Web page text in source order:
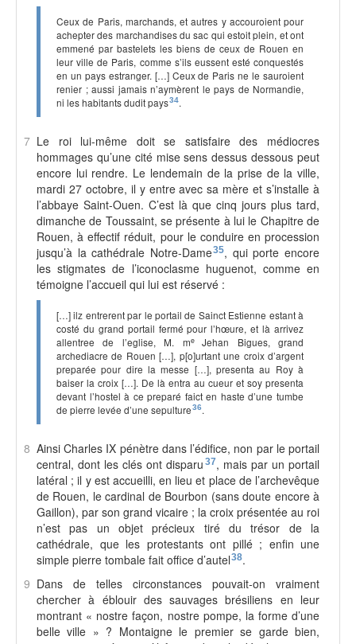
Ceux de Paris, marchands, et autres y accouroient pour
achepter des marchandises du sac qui estoit plein, et ont
emmené par bastelets les biens de ceux de Rouen en
leur ville de Paris, comme s’ils eussent esté conquestés
en un pays estranger. […] Ceux de Paris ne le sauroient
renier ; aussi jamais n’aymèrent le pays de Normandie,
ni les habitants dudit pays34.
7 Le roi lui-même doit se satisfaire des médiocres
hommages qu’une cité mise sens dessus dessous peut
encore lui rendre. Le lendemain de la prise de la ville,
mardi 27 octobre, il y entre avec sa mère et s’installe à
l’abbaye Saint-Ouen. C’est là que cinq jours plus tard,
dimanche de Toussaint, se présente à lui le Chapitre de
Rouen, à effectif réduit, pour le conduire en procession
jusqu’à la cathédrale Notre-Dame35, qui porte encore
les stigmates de l’iconoclasme huguenot, comme en
témoigne l’accueil qui lui est réservé :
[…] ilz entrerent par le portail de Sainct Estienne estant à
costé du grand portail fermé pour l’hœure, et là arrivez
allentree de l’eglise, M. me Jehan Bigues, grand
archediacre de Rouen […], p[o]urtant une croix d’argent
preparée pour dire la messe […], presenta au Roy à
baiser la croix […]. De là entra au cueur et soy presenta
devant l’hostel à ce preparé faict en haste d’une tumbe
de pierre levée d’une sepulture36.
8 Ainsi Charles IX pénètre dans l’édifice, non par le portail
central, dont les clés ont disparu 37, mais par un portail
latéral ; il y est accueilli, en lieu et place de l’archevêque
de Rouen, le cardinal de Bourbon (sans doute encore à
Gaillon), par son grand vicaire ; la croix présentée au roi
n’est pas un objet précieux tiré du trésor de la
cathédrale, que les protestants ont pillé ; enfin une
simple pierre tombale fait office d’autel38.
9 Dans de telles circonstances pouvait-on vraiment
chercher à éblouir des sauvages brésiliens en leur
montrant « nostre façon, nostre pompe, la forme d’une
belle ville » ? Montaigne le premier se garde bien,